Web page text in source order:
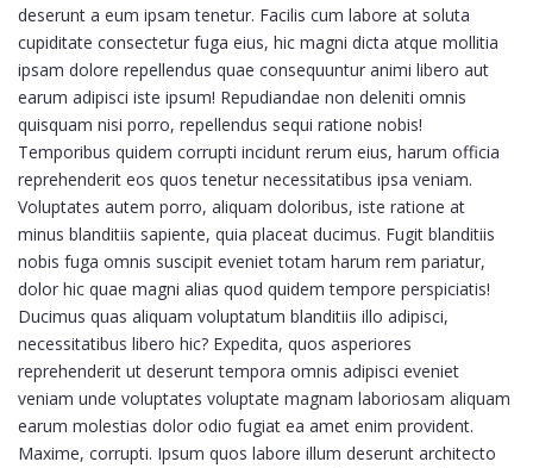
deserunt a eum ipsam tenetur. Facilis cum labore at soluta
cupiditate consectetur fuga eius, hic magni dicta atque mollitia
ipsam dolore repellendus quae consequuntur animi libero aut
earum adipisci iste ipsum! Repudiandae non deleniti omnis
quisquam nisi porro, repellendus sequi ratione nobis!
Temporibus quidem corrupti incidunt rerum eius, harum officia
reprehenderit eos quos tenetur necessitatibus ipsa veniam.
Voluptates autem porro, aliquam doloribus, iste ratione at
minus blanditiis sapiente, quia placeat ducimus. Fugit blanditiis
nobis fuga omnis suscipit eveniet totam harum rem pariatur,
dolor hic quae magni alias quod quidem tempore perspiciatis!
Ducimus quas aliquam voluptatum blanditiis illo adipisci,
necessitatibus libero hic? Expedita, quos asperiores
reprehenderit ut deserunt tempora omnis adipisci eveniet
veniam unde voluptates voluptate magnam laboriosam aliquam
earum molestias dolor odio fugiat ea amet enim provident.
Maxime, corrupti. Ipsum quos labore illum deserunt architecto